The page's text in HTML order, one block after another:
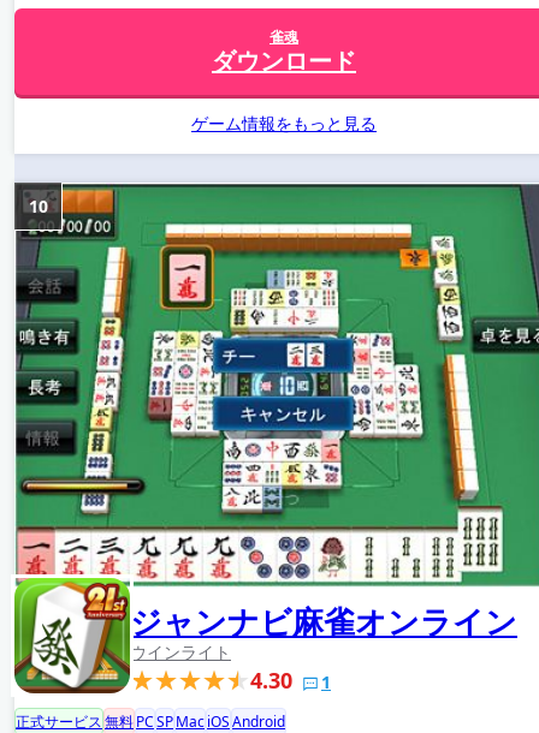
雀魂
ダウンロード
ゲーム情報をもっと見る
ジャンナビ麻雀オンライン
ウインライト
4.30 1
10
正式サービス無料PCSPMaciOSAndroid